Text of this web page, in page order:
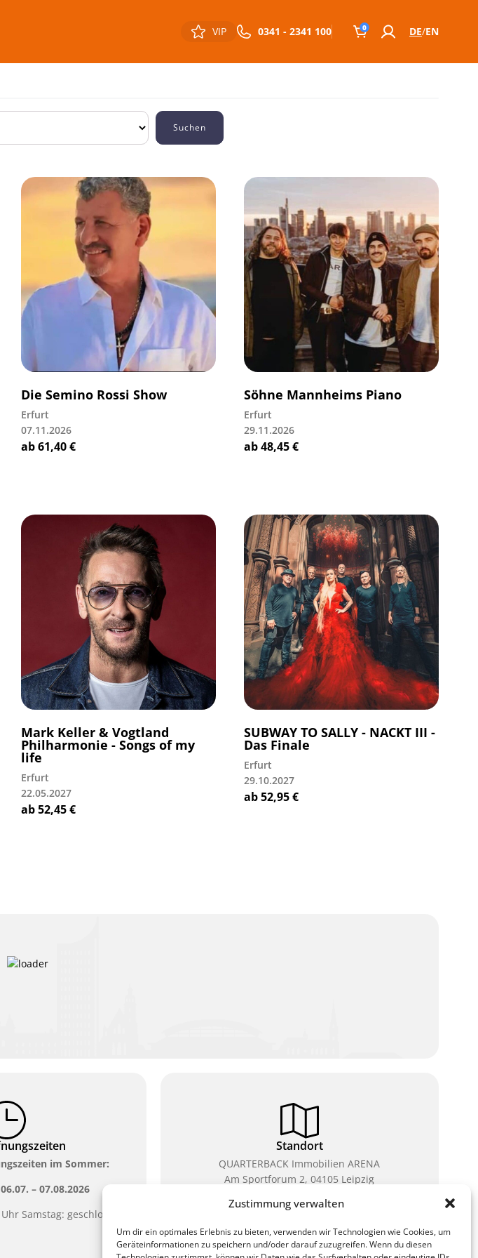
Zustimmung verwalten
Um dir ein optimales Erlebnis zu bieten, verwenden wir Technologien wie Cookies, um
Geräteinformationen zu speichern und/oder darauf zuzugreifen. Wenn du diesen
VIP 0341 - 2341 100 0 DE EN
Suchen
Die Semino Rossi Show
Erfurt
07.11.2026
ab61,40€
Söhne Mannheims Piano
Erfurt
29.11.2026
ab48,45€
Mark Keller & Vogtland
Philharmonie - Songs of my
life
Erfurt
22.05.2027
ab52,45€
SUBWAY TO SALLY - NACKT III -
Das Finale
Erfurt
29.10.2027
ab52,95€
im Sommer:
06.07. – 07.08.2026
Samstag: geschlossen
Standort
QUARTERBACK Immobilien ARENA
Am Sportforum 2, 04105 Leipzig
Sie erreichen uns mit dem Öffentlichen Nahverkehr:
Waldplatz/Arena. Kostenfreies Parken ist während
des Ticketkaufs möglich.